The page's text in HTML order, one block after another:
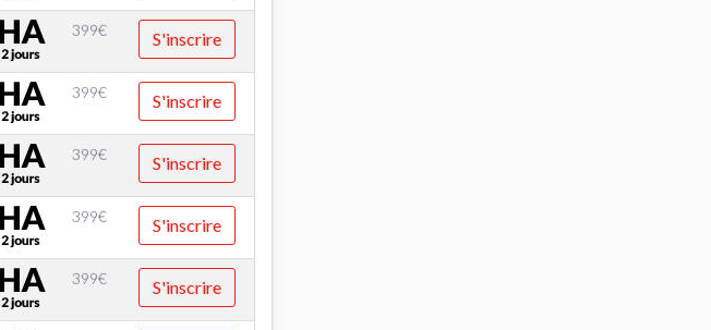
399€ S'inscrire
399€ S'inscrire
399€ S'inscrire
399€ S'inscrire
399€ S'inscrire